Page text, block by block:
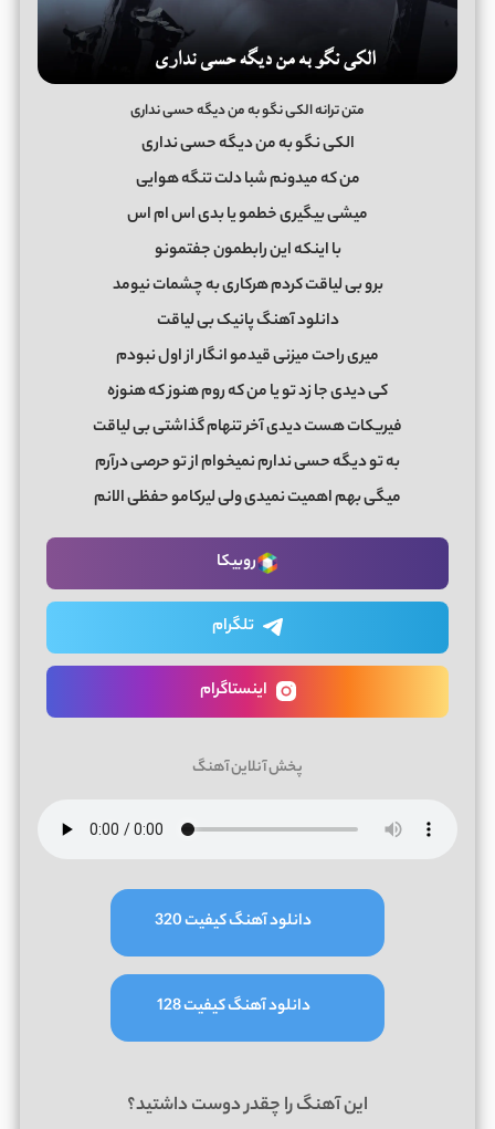
متن ترانه الکی نگو به من دیگه حسی نداری
الکی نگو به من دیگه حسی نداری
من که میدونم شبا دلت تنگه هوایی
میشی بیگیری خطمو یا بدی اس ام اس
با اینکه این رابطمون جفتمونو
برو بی لیاقت کردم هرکاری به چشمات نیومد
دانلود آهنگ پانیک بی لیاقت
میری راحت میزنی قیدمو انگار از اول نبودم
کی دیدی جا زد تو یا من که روم هنوز که هنوزه
فیریکات هست دیدی آخر تنهام گذاشتی بی لیاقت
به تو دیگه حسی ندارم نمیخوام از تو حرصی درآرم
میگی بهم اهمیت نمیدی ولی لیرکامو حفظی الانم
روبیکا
تلگرام
اینستاگرام
پخش آنلاین آهنگ
دانلود آهنگ کیفیت 320
دانلود آهنگ کیفیت 128
این آهنگ را چقدر دوست داشتید؟